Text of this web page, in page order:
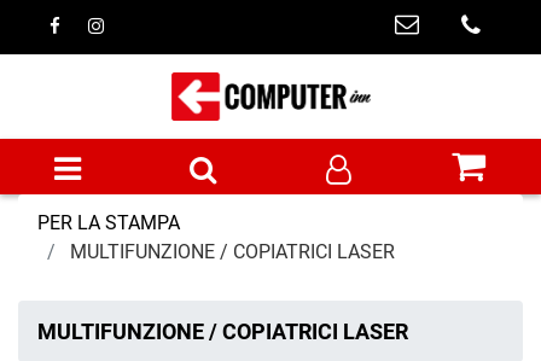
Open menu
PER LA STAMPA
MULTIFUNZIONE / COPIATRICI LASER
MULTIFUNZIONE / COPIATRICI LASER